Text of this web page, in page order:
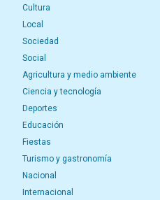
Cultura
Local
Sociedad
Social
Agricultura y medio ambiente
Ciencia y tecnología
Deportes
Educación
Fiestas
Turismo y gastronomía
Nacional
Internacional